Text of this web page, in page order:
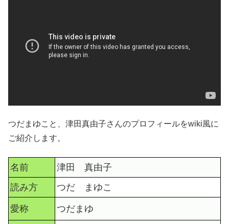
つだまゆこと、津田真由子さんのプロフィールをwiki風に
ご紹介します。
名前
津田 真由子
読み方
つだ まゆこ
愛称 つだまゆ